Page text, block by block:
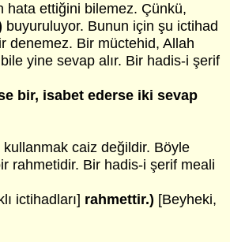
hata ettiğini bilemez. Çünkü,
buyuruluyor. Bunun için şu ictihad
denemez. Bir müctehid, Allah
yine sevap alır. Bir hadis-i şerif
bir, isabet ederse iki sevap
caiz değildir. Böyle
rahmetidir. Bir hadis-i şerif meali
ictihadları] rahmettir.) [Beyheki,